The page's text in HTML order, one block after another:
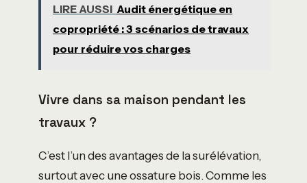
LIRE AUSSI Audit énergétique en
copropriété : 3 scénarios de travaux
pour réduire vos charges
Vivre dans sa maison pendant les
travaux ?
C’est l’un des avantages de la surélévation,
surtout avec une ossature bois. Comme les